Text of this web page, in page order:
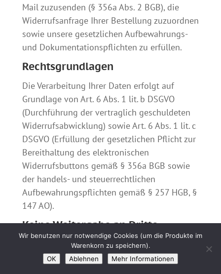
Mail zuzusenden (§ 356a Abs. 2 BGB), die
Widerrufsanfrage Ihrer Bestellung zuzuordnen
sowie unsere gesetzlichen Aufbewahrungs-
und Dokumentationspflichten zu erfüllen.
Rechtsgrundlagen
Die Verarbeitung Ihrer Daten erfolgt auf
Grundlage von Art. 6 Abs. 1 lit. b DSGVO
(Durchführung der vertraglich geschuldeten
Widerrufsabwicklung) sowie Art. 6 Abs. 1 lit. c
DSGVO (Erfüllung der gesetzlichen Pflicht zur
Bereithaltung des elektronischen
Widerrufsbuttons gemäß § 356a BGB sowie
der handels- und steuerrechtlichen
Aufbewahrungspflichten gemäß § 257 HGB, §
147 AO).
Keine Weitergabe an Dritte –
Verarbeitung ausschließlich auf
unserem Server
Wir benutzen nur notwendige Cookies (um die Produkte im
Warenkorn zu speichern).
OK
Ablehnen Mehr Informationen